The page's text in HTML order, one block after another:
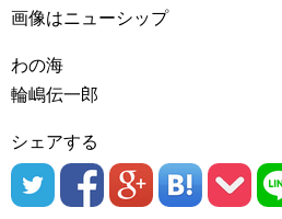
画像はニューシップ
わの海
輪嶋伝一郎
シェアする